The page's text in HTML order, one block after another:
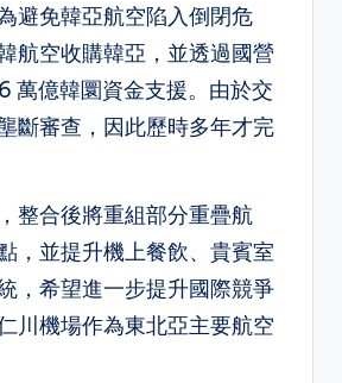
避免韓亞航空陷入倒閉危
航空收購韓亞，並透過國營
萬億韓圜資金支援。由於交
斷審查，因此歷時多年才完
整合後將重組部分重疊航
，並提升機上餐飲、貴賓室
，希望進一步提升國際競爭
川機場作為東北亞主要航空